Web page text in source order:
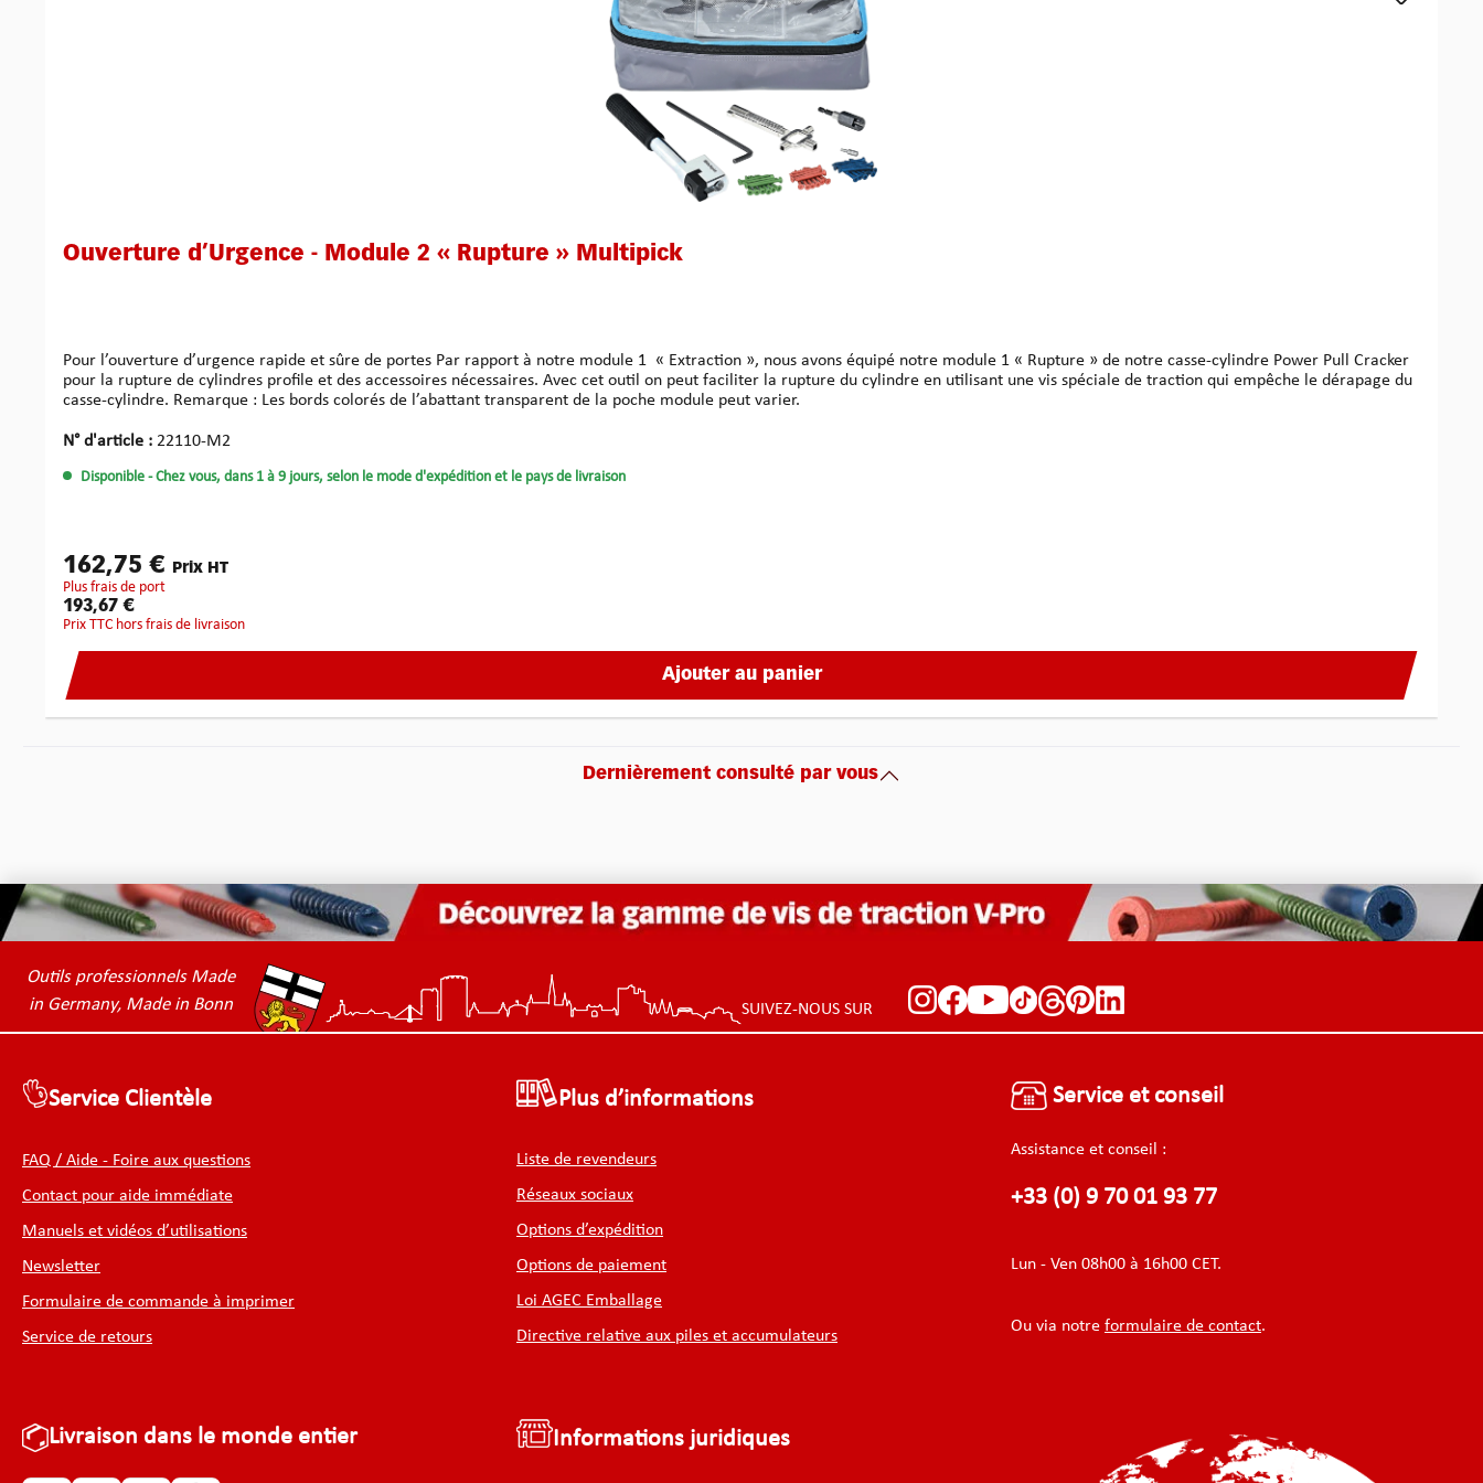
Ouverture d’Urgence - Module 2 « Rupture » Multipick
Pour l’ouverture d’urgence rapide et sûre de portes Par rapport à notre module 1 « Extraction », nous avons équipé notre module 1 « Rupture » de notre casse-cylindre Power Pull Cracker
pour la rupture de cylindres profile et des accessoires nécessaires. Avec cet outil on peut faciliter la rupture du cylindre en utilisant une vis spéciale de traction qui empêche le dérapage du
casse-cylindre. Remarque : Les bords colorés de l’abattant transparent de la poche module peut varier.
N° d'article : 22110-M2
Disponible - Chez vous, dans 1 à 9 jours, selon le mode d'expédition et le pays de livraison
162,75 € Prix HT
plus frais de port
193,67 €
Prix TTC hors frais de livraison
Ajouter au panier
Dernièrement consulté par vous
Outils professionnels Made
in Germany, Made in Bonn
SUIVEZ-NOUS SUR
Service Clientèle
FAQ / Aide - Foire aux questions
Contact pour aide immédiate
Manuels et vidéos d’utilisations
Newsletter
Formulaire de commande à imprimer
Service de retours
Plus d’informations
Liste de revendeurs
Réseaux sociaux
Options d’expédition
Options de paiement
Loi AGEC Emballage
Directive relative aux piles et accumulateurs
Informations juridiques
Service et conseil
Assistance et conseil :
+33 (0) 9 70 01 93 77
Lun - Ven 08h00 à 16h00 CET.
Ou via notre formulaire de contact.
Livraison dans le monde entier